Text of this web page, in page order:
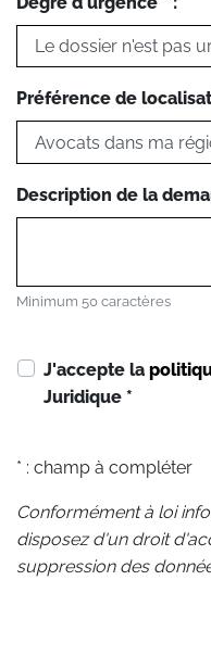
Préférence de
Description de la
Minimum 50 caractères
J'accepte la
Juridique *
* : champ à compléter
Conformément à loi
disposez d'un droit
suppression des